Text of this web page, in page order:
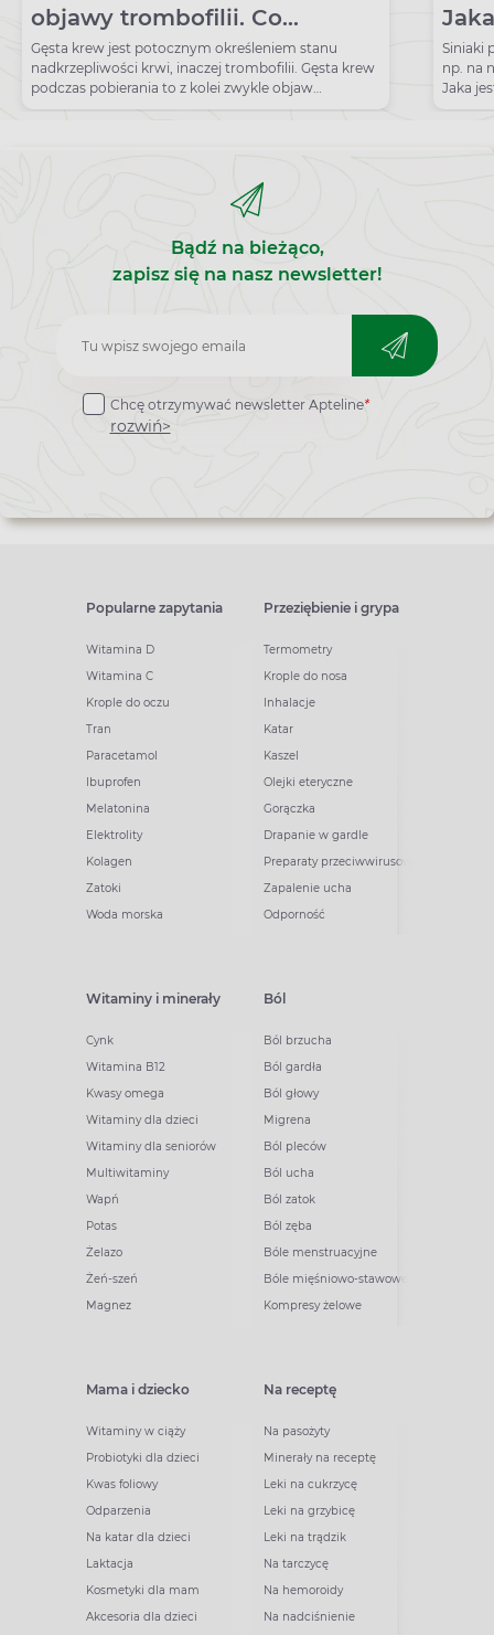
objawy trombofilii. Co
zagęszcza krew?
Gęsta krew jest potocznym określeniem stanu
nadkrzepliwości krwi, inaczej trombofilii. Gęsta krew
podczas pobierania to z kolei zwykle objaw
odwodnienia.
Siniaki
np. na
Jaka
Bądź na bieżąco,
zapisz się na nasz newsletter!
Zapisz
do
newslettera
Chcę otrzymywać newsletter Apteline*
rozwiń>
Popularne zapytania
Witamina D
Witamina C
Krople do oczu
Tran
Paracetamol
Ibuprofen
Melatonina
Elektrolity
Kolagen
Zatoki
Woda morska
Przeziębienie i grypa
Termometry
Krople do nosa
Inhalacje
Katar
Kaszel
Olejki eteryczne
Gorączka
Drapanie w gardle
Preparaty przeciwwirusowe
Zapalenie ucha
Odporność
Witaminy i minerały
Cynk
Witamina B12
Kwasy omega
Witaminy dla dzieci
Witaminy dla seniorów
Multiwitaminy
Wapń
Potas
Żelazo
Żeń-szeń
Magnez
Ból
Ból brzucha
Ból gardła
Ból głowy
Migrena
Ból pleców
Ból ucha
Ból zatok
Ból zęba
Bóle menstruacyjne
Bóle mięśniowo-stawowe
Kompresy żelowe
Mama i dziecko
Witaminy w ciąży
Probiotyki dla dzieci
Kwas foliowy
Odparzenia
Na katar dla dzieci
Laktacja
Kosmetyki dla mam
Akcesoria dla dzieci
Na receptę
Na pasożyty
Minerały na receptę
Leki na cukrzycę
Leki na grzybicę
Leki na trądzik
Na tarczycę
Na hemoroidy
Na nadciśnienie